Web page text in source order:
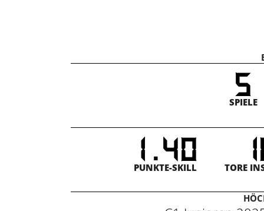
5
SPIELE
1
PUNKTE-SKILL
.40 TORE